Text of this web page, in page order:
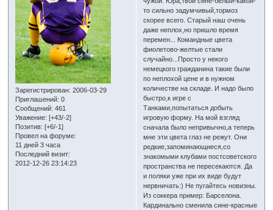
Зарегистрирован: 2006-03-29
Приглашений: 0
Сообщений: 461
Уважение: [+43/-2]
Позитив: [+6/-1]
Провел на форуме:
11 дней 3 часа
Последний визит:
2012-12-26 23:14:23
то сильно задумчивый,тормоз
скорее всего. Старый наш очень
даже неплох,но пришло время
перемен... Командные цвета
фиолетово-желтые стали
случайно...Просто у некого
немецкого гражданина такие были
по неплохой цене и в нужном
количестве на складе. И надо было
быстро,к игре с
Танками,попытаться добыть
игровую форму. На мой взгляд
сначала было непривычно,а теперь
мне эти цвета глаз не режут. Они
редкие,запоминающиеся,со
знакомыми клубами постсоветского
пространства не пересекаются. Да
и поляки уже при их виде будут
нервничать:) Не пугайтесь новизны.
Из соккера пример: Барселона.
Кардинально сменила сине-красные